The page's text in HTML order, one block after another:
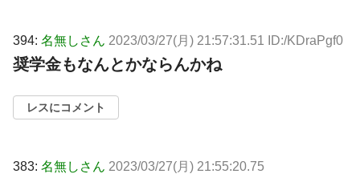
394: 名無しさん 2023/03/27(月) 21:57:31.51 ID:/KDraPgf0
奨学金もなんとかならんかね
レスにコメント
383: 名無しさん 2023/03/27(月) 21:55:20.75